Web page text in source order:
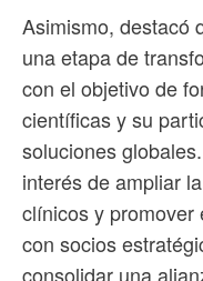
Asimismo, destacó
una etapa de
con el objetivo de
científicas y su
soluciones
interés de ampliar
clínicos y promover
con socios
consolidar una